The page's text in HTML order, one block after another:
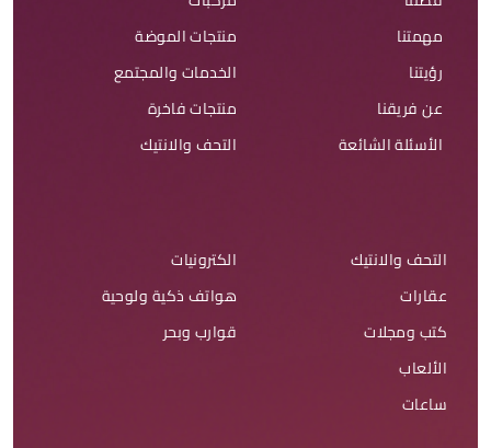
مهمتنا
رؤيتنا
عن فريقنا
الأسئلة الشائعة
منتجات الموضة
الخدمات والمجتمع
منتجات فاخرة
التحف والانتيك
التحف والانتيك
عقارات
كتب ومجلات
الألعاب
ساعات
الكترونيات
هواتف ذكية ولوحية
قوارب وبحر